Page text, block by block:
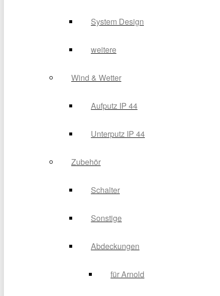
System Design
weitere
Wind & Wetter
Aufputz IP 44
Unterputz IP 44
Zubehör
Schalter
Sonstige
Abdeckungen
für Arnold